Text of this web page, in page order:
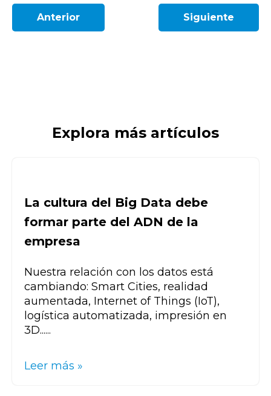
Anterior Siguiente
Explora más artículos
La cultura del Big Data debe
formar parte del ADN de la
empresa
Nuestra relación con los datos está
cambiando: Smart Cities, realidad
aumentada, Internet of Things (IoT),
logística automatizada, impresión en
3D......
Leer más »